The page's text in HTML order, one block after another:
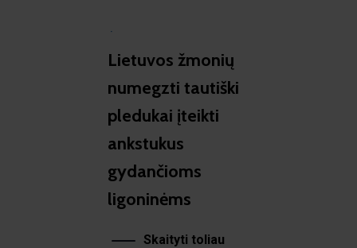
·
Lietuvos žmonių
numegzti tautiški
pledukai įteikti
ankstukus
gydančioms
ligoninėms
Skaityti toliau